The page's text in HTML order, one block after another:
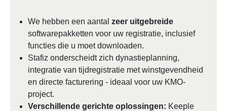
We hebben een aantal zeer uitgebreide
softwarepakketten voor uw registratie, inclusief
functies die u moet downloaden.
Stafiz onderscheidt zich dynastieplanning,
integratie van tijdregistratie met winstgevendheid
en directe facturering - ideaal voor uw KMO-
project.
Verschillende gerichte oplossingen: Keeple